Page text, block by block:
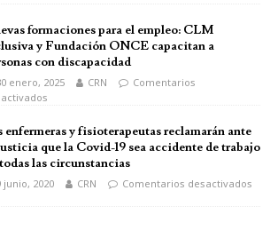
formaciones para el empleo: CLM
y Fundación ONCE capacitan a
con discapacidad
enero, 2025 CRN
Comentarios
enfermeras y fisioterapeutas reclamarán ante
que la Covid-19 sea accidente de trabajo
las circunstancias
junio, 2020 CRN Comentarios desactivados